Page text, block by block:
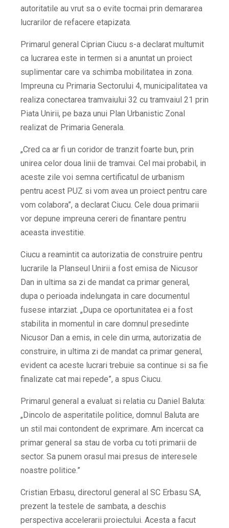
autoritatile au vrut sa o evite tocmai prin demararea
lucrarilor de refacere etapizata.
Primarul general Ciprian Ciucu s-a declarat multumit
ca lucrarea este in termen si a anuntat un proiect
suplimentar care va schimba mobilitatea in zona.
Impreuna cu Primaria Sectorului 4, municipalitatea va
realiza conectarea tramvaiului 32 cu tramvaiul 21 prin
Piata Unirii, pe baza unui Plan Urbanistic Zonal
realizat de Primaria Generala.
„Cred ca ar fi un coridor de tranzit foarte bun, prin
unirea celor doua linii de tramvai. Cel mai probabil, in
aceste zile voi semna certificatul de urbanism
pentru acest PUZ si vom avea un proiect pentru care
vom colabora”, a declarat Ciucu. Cele doua primarii
vor depune impreuna cereri de finantare pentru
aceasta investitie.
Ciucu a reamintit ca autorizatia de construire pentru
lucrarile la Planseul Unirii a fost emisa de Nicusor
Dan in ultima sa zi de mandat ca primar general,
dupa o perioada indelungata in care documentul
fusese intarziat. „Dupa ce oportunitatea ei a fost
stabilita in momentul in care domnul presedinte
Nicusor Dan a emis, in cele din urma, autorizatia de
construire, in ultima zi de mandat ca primar general,
evident ca aceste lucrari trebuie sa continue si sa fie
finalizate cat mai repede”, a spus Ciucu.
Primarul general a evaluat si relatia cu Daniel Baluta:
„Dincolo de asperitatile politice, domnul Baluta are
un stil mai contondent de exprimare. Am incercat ca
primar general sa stau de vorba cu toti primarii de
sector. Sa punem orasul mai presus de interesele
noastre politice.”
Cristian Erbasu, directorul general al SC Erbasu SA,
prezent la testele de sambata, a deschis
perspectiva accelerarii proiectului. Acesta a facut